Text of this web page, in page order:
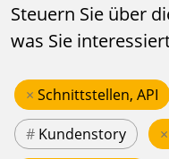
Steuern Sie über
was Sie
× Schnittstellen, API
# Kundenstory ×